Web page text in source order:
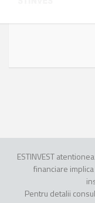
ESTINVEST
financiare
Pentru detalii